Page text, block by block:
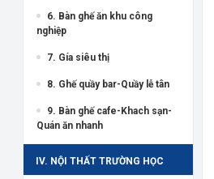
6. Bàn ghế ăn khu công
nghiệp
7. Gía siêu thị
8. Ghế quầy bar-Quầy lễ tân
9. Bàn ghế cafe-Khach sạn-
Quán ăn nhanh
IV. NỘI THẤT TRƯỜNG HỌC